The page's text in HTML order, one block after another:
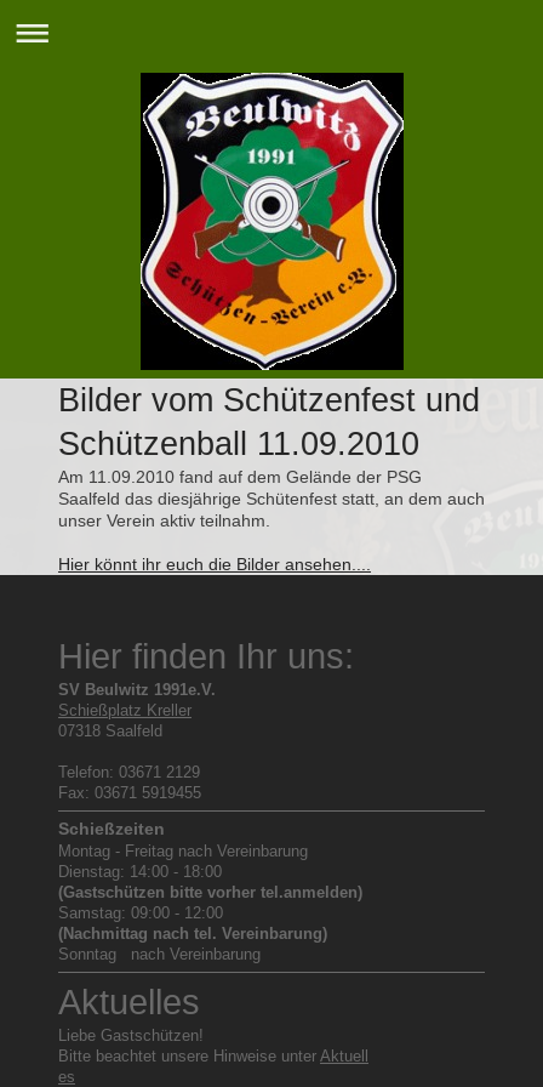
Bilder vom Schützenfest und
Schützenball 11.09.2010
Am 11.09.2010 fand auf dem Gelände der PSG
Saalfeld das diesjährige Schütenfest statt, an dem auch
unser Verein aktiv teilnahm.
Hier könnt ihr euch die Bilder ansehen....
Hier finden Ihr uns:
SV Beulwitz 1991e.V.
Schießplatz Kreller
07318 Saalfeld
Telefon: 03671 2129
Fax: 03671 5919455
Schießzeiten
Montag - Freitag nach Vereinbarung
Dienstag: 14:00 - 18:00
(Gastschützen bitte vorher tel.anmelden)
Samstag: 09:00 - 12:00
(Nachmittag nach tel. Vereinbarung)
Sonntag nach Vereinbarung
Aktuelles
Liebe Gastschützen!
Bitte beachtet unsere Hinweise unter Aktuell
es